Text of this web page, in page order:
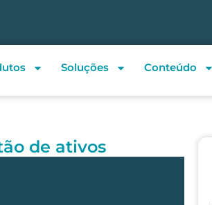
Soluções Conteúdo
de ativos